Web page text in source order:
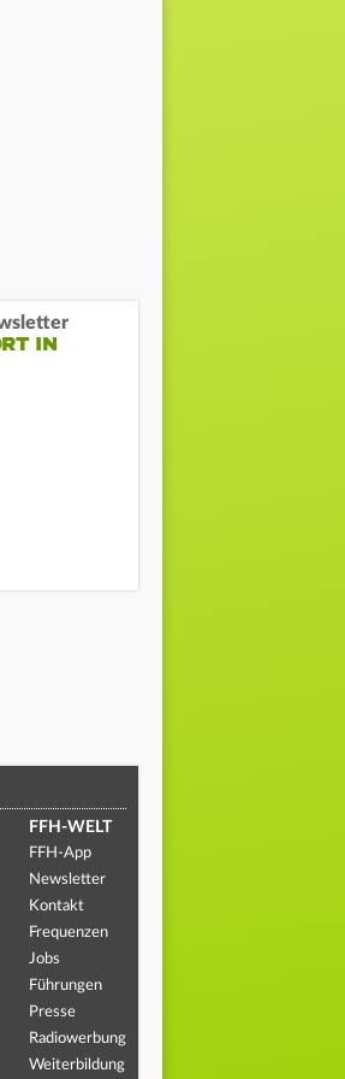
IN
FFH-WELT
FFH-App
Newsletter
Kontakt
Frequenzen
Jobs
Führungen
Presse
Radiowerbung
Weiterbildung